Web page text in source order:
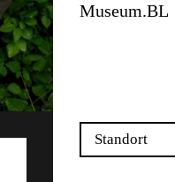
Museum.BL
Standort